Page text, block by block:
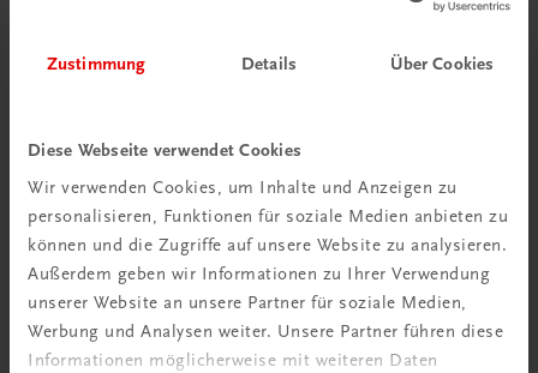
Zustimmung Details Über Cookies
Diese Webseite verwendet Cookies
Wir verwenden Cookies, um Inhalte und Anzeigen zu
personalisieren, Funktionen für soziale Medien anbieten zu
können und die Zugriffe auf unsere Website zu analysieren.
Außerdem geben wir Informationen zu Ihrer Verwendung
unserer Website an unsere Partner für soziale Medien,
Werbung und Analysen weiter. Unsere Partner führen diese
Informationen möglicherweise mit weiteren Daten
Neu zur DigiBox
Videos mit
Tipps & Tricks